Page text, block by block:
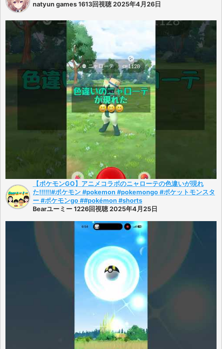
natyun games 1613回視聴 2025年4月26日
【ポケモンGO】アニメコラボのニャローテの色違いが現れ
た‼️‼️‼️#ポケモン #pokemon #pokemongo #ポケットモンスタ
ー #ポケモンgo ##pokémon #shorts
Bearユーミー 1226回視聴 2025年4月25日